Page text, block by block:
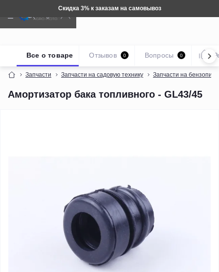
Скидка 3% к заказам на самовывоз
Запчасти Запчасти на садовую технику Запчасти на
Амортизатор бака топливного - GL43/45
Все о товаре Отзывов 0 Вопросы 0